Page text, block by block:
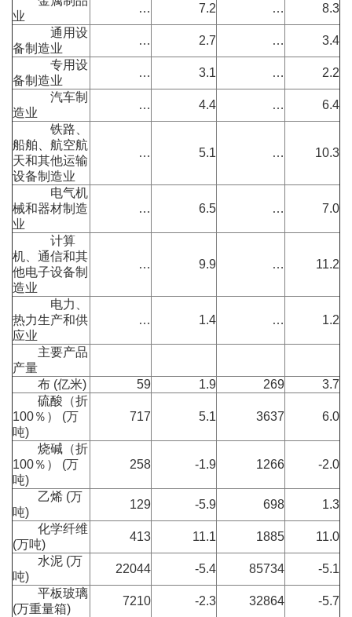
业
… 7.2 …
8.3
通用设
备制造业
… 2.7 …
3.4
专用设
备制造业
… 3.1 …
2.2
汽车制
造业
… 4.4 …
6.4
铁路、
船舶、航空航
天和其他运输
设备制造业
… 5.1 … 10.3
电气机
械和器材制造
业
… 6.5 … 7.0
计算
机、通信和其
他电子设备制
造业
… 9.9 … 11.2
电力、
热力生产和供
应业
… 1.4 … 1.2
主要产品
产量
布 (亿米)
59 1.9 269
3.7
硫酸（折
100％） (万
吨)
717 5.1 3637 6.0
烧碱（折
100％） (万
吨)
258 -1.9 1266 -2.0
乙烯 (万
吨)
129 -5.9 698
1.3
化学纤维
(万吨)
413 11.1 1885
11.0
水泥 (万
吨)
22044 -5.4 85734
-5.1
平板玻璃
(万重量箱)
7210 -2.3 32864
-5.7